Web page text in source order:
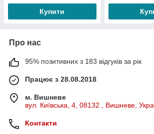
Купити
Про нас
95% позитивних з 183 відгуків за рік
Працює з 28.08.2018
м. Вишневе
вул. Київська, 4, 08132 , Вишневе,
Контакти